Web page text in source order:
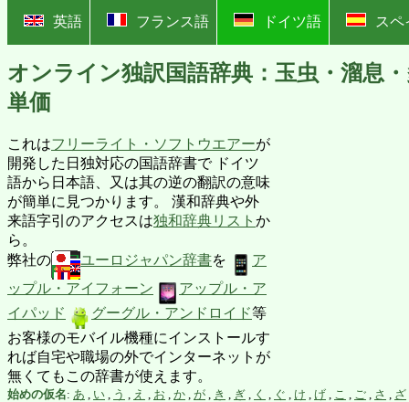
英語 フランス語 ドイツ語 スペ
オンライン独訳国語辞典：玉虫・溜息
単価
これはフリーライト・ソフトウエアーが
開発した日独対応の国語辞書で ドイツ
語から日本語、又は其の逆の翻訳の意味
が簡単に見つかります。 漢和辞典や外
来語字引のアクセスは独和辞典リスト か
ら。
弊社の
ユーロジャパン辞書を
ア
ップル・アイフォーン
アップル・ア
イパッド
グーグル・アンドロイド等
お客様のモバイル機種にインストールす
れば自宅や職場の外でインターネットが
無くてもこの辞書が使えます。
始めの仮名: あ い う え お か が き ぎ く ぐ け げ こ ご さ ざ